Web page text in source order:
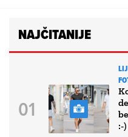
NAJČITANIJE
:-)